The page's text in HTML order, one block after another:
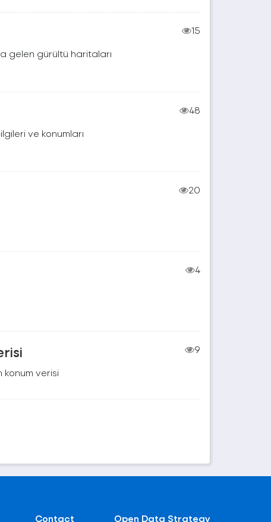
15
gelen gürültü haritaları
48
ve konumları
20
4
9
konum verisi
Contact Open Data Strategy